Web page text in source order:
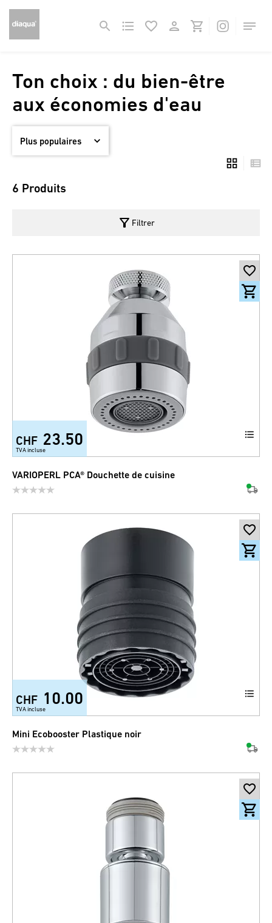
Ton choix : du bien-être
aux économies d'eau
6 Produits
filter_alt Filtrer
CHF 23.50
TVA incluse
VARIOPERL PCA® Douchette de cuisine
CHF 10.00
TVA incluse
Mini Ecobooster Plastique noir